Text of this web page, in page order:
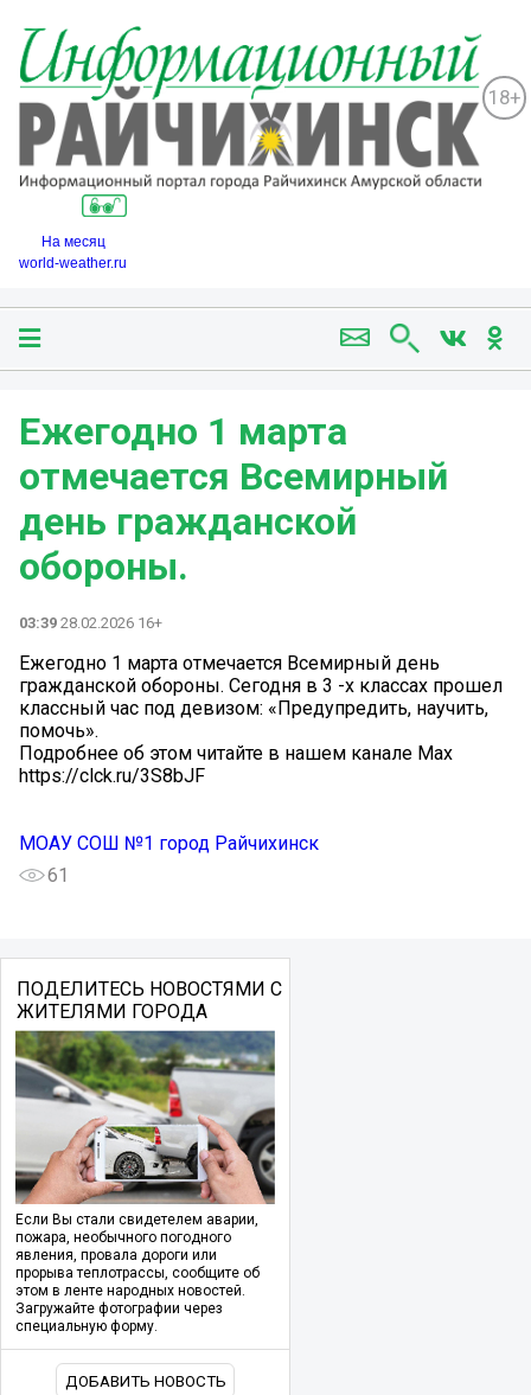
18+
На месяц
world-weather.ru
Ежегодно 1 марта
отмечается Всемирный
день гражданской
обороны.
03:39 28.02.2026 16+
Ежегодно 1 марта отмечается Всемирный день
гражданской обороны. Сегодня в 3 -х классах прошел
классный час под девизом: «Предупредить, научить,
помочь».
Подробнее об этом читайте в нашем канале Max
https://clck.ru/3S8bJF
МОАУ СОШ №1 город Райчихинск
61
ПОДЕЛИТЕСЬ НОВОСТЯМИ С
ЖИТЕЛЯМИ ГОРОДА
Если Вы стали свидетелем аварии,
пожара, необычного погодного
явления, провала дороги или
прорыва теплотрассы, сообщите об
этом в ленте народных новостей.
Загружайте фотографии через
специальную форму.
ДОБАВИТЬ НОВОСТЬ